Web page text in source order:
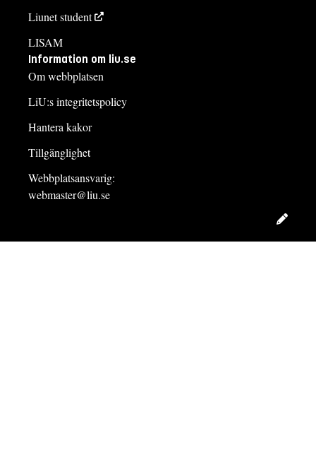
Liunet student
LISAM
Information om liu.se
Om webbplatsen
LiU:s integritetspolicy
Hantera kakor
Tillgänglighet
Webbplatsansvarig:
webmaster@liu.se